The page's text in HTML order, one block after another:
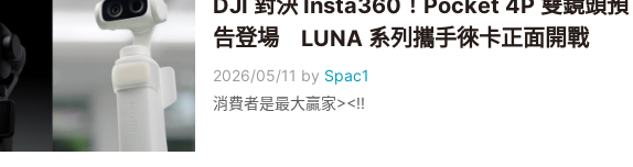
DJI 對決 Insta360！Pocket 4P 雙鏡頭預
告登場 LUNA 系列攜手徠卡正面開戰
2026/05/11 by Spac1
消費者是最大贏家><!!